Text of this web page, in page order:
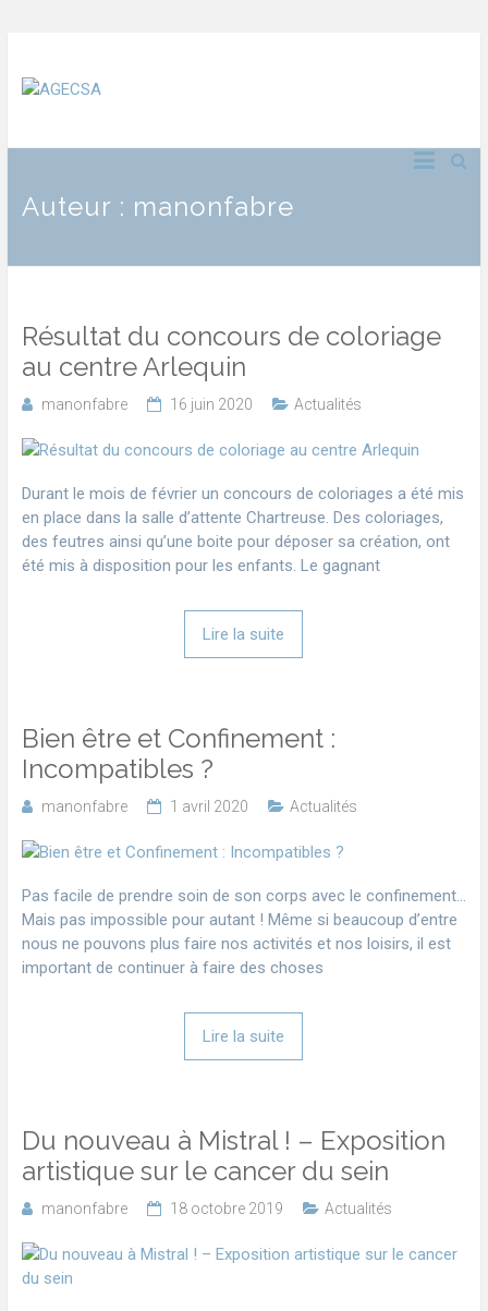
Auteur : manonfabre
Résultat du concours de coloriage
au centre Arlequin
manonfabre 16 juin 2020 Actualités
Durant le mois de février un concours de coloriages a été mis
en place dans la salle d’attente Chartreuse. Des coloriages,
des feutres ainsi qu’une boite pour déposer sa création, ont
été mis à disposition pour les enfants. Le gagnant
Lire la suite
Bien être et Confinement :
Incompatibles ?
manonfabre 1 avril 2020 Actualités
Pas facile de prendre soin de son corps avec le confinement…
Mais pas impossible pour autant ! Même si beaucoup d’entre
nous ne pouvons plus faire nos activités et nos loisirs, il est
important de continuer à faire des choses
Lire la suite
Du nouveau à Mistral ! – Exposition
artistique sur le cancer du sein
manonfabre 18 octobre 2019 Actualités